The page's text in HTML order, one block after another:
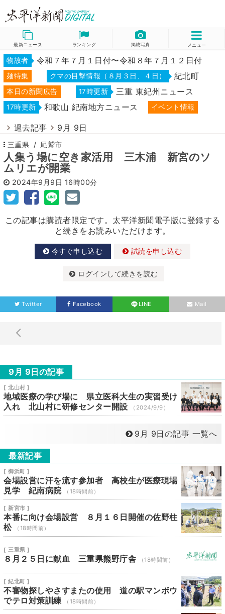
最新ニュース ランキング 掲載写真 メニュー
物故者 令和７年７月１日付〜令和８年７月１２日付
麺特集 クマの目撃情報（８月３日、４日） 紀北町
本日の新聞広告 17時更新 三重 東紀州ニュース
17時更新 和歌山 紀南地方ニュース イベント情報
過去記事 9月 9日
三重県 尾鷲市
人集う場に空き家活用 三木浦 新宮のソ
ムリエが開業
2024年9月9日 16時00分
この記事は購読者限定です。太平洋新聞電子版に登録する
と続きをお読みいただけます。
今すぐ申し込む 試読を申し込む
ログインして続きを読む
Twitter Facebook LINE Mail
9月 9日の記事
[ 北山村 ]
地域医療の学び場に 県立医科大生の実習受け
入れ 北山村に研修センター開設
（2024/9/9）
9月 9日の記事 一覧へ
最新記事
[ 御浜町 ]
会場設営に汗を流す参加者 高校生が医療現場
見学 紀南病院
（18時間前）
[ 新宮市 ]
本番に向け会場設営 ８月１６日開催の佐野柱
松
（18時間前）
[ 三重県 ]
８月２５日に献血 三重県熊野庁舎 （18時間前）
[ 紀北町 ]
不審物探しやさすまたの使用 道の駅マンボウ
でテロ対策訓練
（18時間前）